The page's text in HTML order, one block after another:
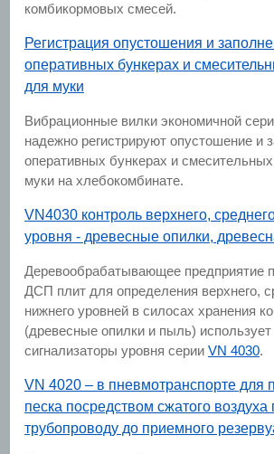
комбикормовых смесей.
Регистрация опустошения и
оперативных бункерах и
для муки
Вибрационные вилки экономичной
надежно регистрируют опустошение и
оперативных бункерах и
муки на хлебокомбинате.
VN4030 контроль верхнего,
уровня - древесные опилки,
Деревообрабатывающее предприятие
ДСП плит для определения верхнего,
нижнего уровней в силосах хранения
(древесные опилки и пыль)
сигнализаторы уровня серии VN 4030.
VN 4020 – в пневмотранспорте для
песка посредством сжатого воздуха
трубопроводу до приемного